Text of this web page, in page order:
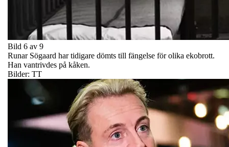
Bild 6 av 9
Runar Sögaard har tidigare dömts till fängelse för olika ekobrott.
Han vantrivdes på kåken.
Bilder: TT